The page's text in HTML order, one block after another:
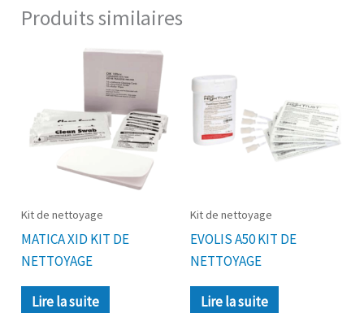
Produits similaires
Kit de nettoyage
MATICA XID KIT DE
NETTOYAGE
Lire la suite
Kit de nettoyage
EVOLIS A50 KIT DE
NETTOYAGE
Lire la suite